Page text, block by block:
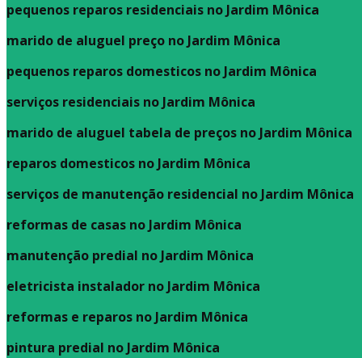
pequenos reparos residenciais no Jardim Mônica
marido de aluguel preço no Jardim Mônica
pequenos reparos domesticos no Jardim Mônica
serviços residenciais no Jardim Mônica
marido de aluguel tabela de preços no Jardim Mônica
reparos domesticos no Jardim Mônica
serviços de manutenção residencial no Jardim Mônica
reformas de casas no Jardim Mônica
manutenção predial no Jardim Mônica
eletricista instalador no Jardim Mônica
reformas e reparos no Jardim Mônica
pintura predial no Jardim Mônica